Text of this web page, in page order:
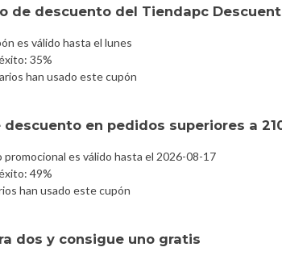
de descuento del Tiendapc
es válido hasta el lunes
35%
han usado este cupón
descuento en pedidos superiores a
promocional es válido hasta el 2026-08-17
49%
han usado este cupón
dos y consigue uno gratis